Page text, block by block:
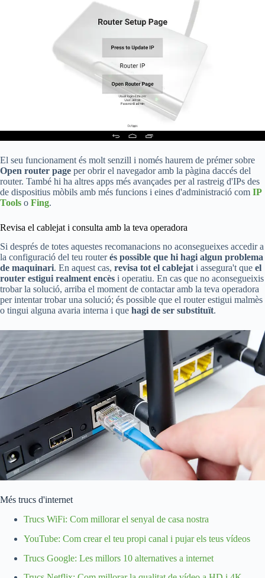
El seu funcionament és molt senzill i només haurem de prémer sobre
Open router page per obrir el navegador amb la pàgina daccés del
router. També hi ha altres apps més avançades per al rastreig d'IPs des
de dispositius mòbils amb més funcions i eines d'administració com IP
Tools o Fing.
Revisa el cablejat i consulta amb la teva operadora
Si després de totes aquestes recomanacions no aconsegueixes accedir a
la configuració del teu routerés possible que hi hagi algun problema
de maquinari. En aquest cas, revisa tot el cablejati assegura't que el
router estigui realment encès i operatiu. En cas que no aconsegueixis
trobar la solució, arriba el moment de contactar amb la teva operadora
per intentar trobar una solució; és possible que el router estigui malmès
o tingui alguna avaria interna i que hagi de ser substituït.
Més trucs d'internet
Trucs WiFi: Com millorar el senyal de casa nostra
YouTube: Com crear el teu propi canal i pujar els teus vídeos
Trucs Google: Les millors 10 alternatives a internet